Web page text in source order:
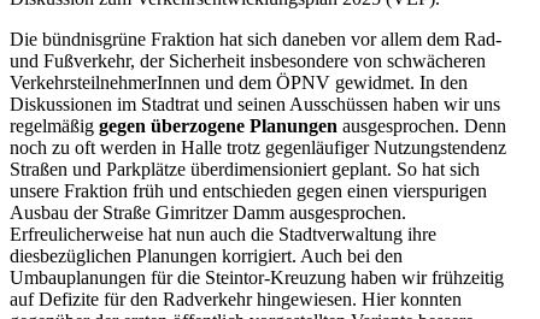
Die bündnisgrüne Fraktion hat sich daneben vor allem dem Rad-
und Fußverkehr, der Sicherheit insbesondere von schwächeren
VerkehrsteilnehmerInnen und dem ÖPNV gewidmet. In den
Diskussionen im Stadtrat und seinen Ausschüssen haben wir uns
regelmäßig gegen überzogene Planungen ausgesprochen. Denn
noch zu oft werden in Halle trotz gegenläufiger Nutzungstendenz
Straßen und Parkplätze überdimensioniert geplant. So hat sich
unsere Fraktion früh und entschieden gegen einen vierspurigen
Ausbau der Straße Gimritzer Damm ausgesprochen.
Erfreulicherweise hat nun auch die Stadtverwaltung ihre
diesbezüglichen Planungen korrigiert. Auch bei den
Umbauplanungen für die Steintor-Kreuzung haben wir frühzeitig
auf Defizite für den Radverkehr hingewiesen. Hier konnten